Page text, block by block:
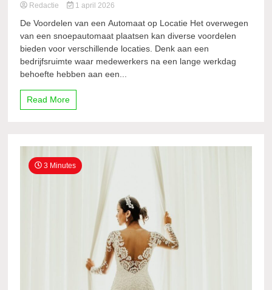
Redactie 1 april 2026
De Voordelen van een Automaat op Locatie Het overwegen
van een snoepautomaat plaatsen kan diverse voordelen
bieden voor verschillende locaties. Denk aan een
bedrijfsruimte waar medewerkers na een lange werkdag
behoefte hebben aan een...
Read More
3 Minutes